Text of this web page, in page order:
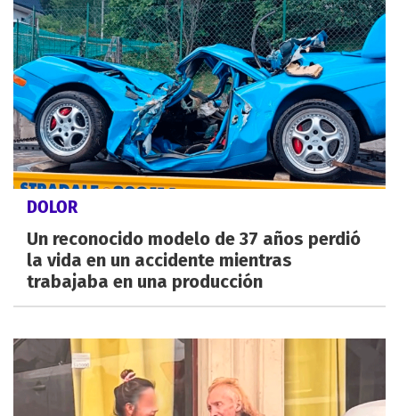
DOLOR
Un reconocido modelo de 37 años perdió
la vida en un accidente mientras
trabajaba en una producción